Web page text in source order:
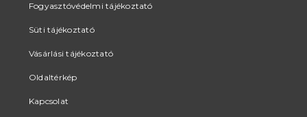
Fogyasztóvédelmi tájékoztató
Süti tájékoztató
Vásárlási tájékoztató
Oldaltérkép
Kapcsolat